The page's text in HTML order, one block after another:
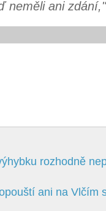
neměli ani
rozhodně
ani na Vlčím